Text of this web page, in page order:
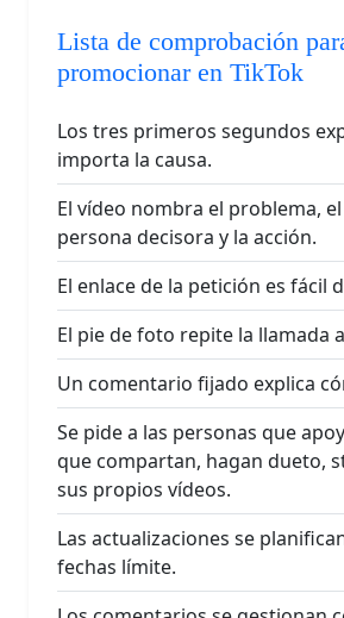
Lista de comprobación
promocionar en TikTok
Los tres primeros segundos
importa la causa.
El vídeo nombra el problema,
persona decisora y la acción.
El enlace de la petición es fácil
El pie de foto repite la llamada
Un comentario fijado explica
Se pide a las personas que
que compartan, hagan dueto,
sus propios vídeos.
Las actualizaciones se
fechas límite.